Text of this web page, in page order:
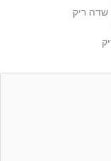
שדה ריק